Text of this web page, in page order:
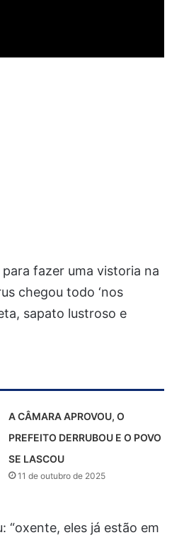
fazer uma vistoria na
chegou todo ‘nos
sapato lustroso e
A CÂMARA APROVOU, O
PREFEITO DERRUBOU E O POVO
SE LASCOU
11 de outubro de 2025
“oxente, eles já estão em